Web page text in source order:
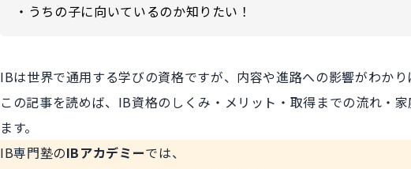
・うちの子に向いているのか知りたい！
IBは世界で通用する学びの資格ですが、内容や進路への影響がわか
この記事を読めば、IB資格のしくみ・メリット・取得までの流れ・
ます。
IB専門塾のIBアカデミーでは、